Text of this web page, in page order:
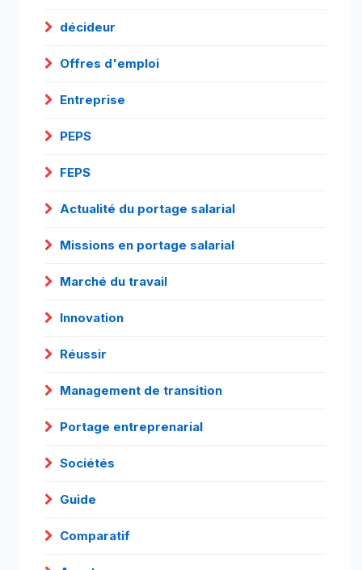
décideur
Offres d'emploi
Entreprise
PEPS
FEPS
Actualité du portage salarial
Missions en portage salarial
Marché du travail
Innovation
Réussir
Management de transition
Portage entreprenarial
Sociétés
Guide
Comparatif